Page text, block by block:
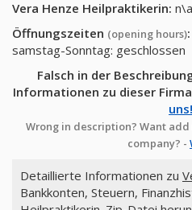
Vera Henze Heilpraktikerin: n\a
Öffnungszeiten (opening hours):
samstag-Sonntag: geschlossen
Falsch in der
Informationen zu dieser
uns!
Wrong in description? Want
company? -
Detaillierte Informationen zu
Bankkonten, Steuern,